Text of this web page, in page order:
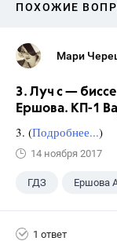
ПОХОЖИЕ
Мари
3. Луч с —
Ершова. КП-1
3. (Подробнее...)
14 ноября 2017
ГДЗ Ершова
1 ответ